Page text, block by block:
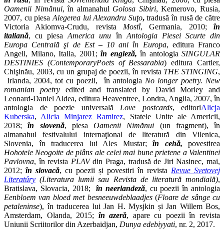
Oamenii Nimănui, în almanahul Golosa Sibiri, Kemerovo, Rusia,
2007, cu piesa Alegerea lui Alexandru Suţo,tradusă în rusă de către
Victoria Akiomva-Crudu, revista Mostî, Germania, 2010; în
italiană, cu piesaAmerica unuîn Antologia Piesei Scurte din
Europa Centrală şi de Est – 10 ani în Europa, editura Franco
Angeli, Milano, Italia, 2001; în engleză, în antologia SINGULAR
DESTINIES (ContemporaryPoets of Bessarabia) editura Cartier,
Chişinău, 2003, cu un grupaj de poezii, în revista THE STINGING,
Irlanda, 2004, tot cu poezii, în antologia No longer poetry. New
romanian poetryedited and translated by David Morley and
Leonard-Daniel Aldea, editura Heaventree, Londra, Anglia, 2007, în
antologia de poezie universală Love postcards, editoriAlicja
Kuberska, ‎ Alicia Minjarez Ramirez, Statele Unite ale Americii,
2018;în slovenă, piesa Oamenii Nimănui (un fragment), în
almanahul festivalului internaţional de literatură din Vilenica,
Slovenia, în traducerea lui Ales Mustar; în cehă, povestirea
Hohotele Neogoite de plâns ale celei mai bune prietene a Valentinei
Pavlovna, în revista PLAVdin Praga, tradusă de Jiri Nasinec, mai,
2012; în slovacă, cu poezii și povestiri în revista Revue Svetovej
Literatúry (Literatura lumii sau Revista de literatură mondială),
Bratislava, Slovacia, 2018;în neerlandeză, cu poezii în antologia
Eenbloem van bloed met besneeuwdeblaadjes (Floare de sânge cu
petaleninse), în traducerea lui Jan H. Mysjkin și Jan Willem Bos,
Amsterdam, Olanda, 2015; în azeră, apare cu poezii în revista
Uniunii Scriitorilor din Azerbaidjan, Dunya edebiyyati, nr. 2, 2017.